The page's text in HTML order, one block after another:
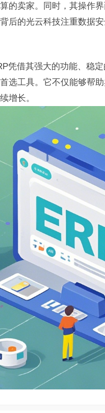
的卖家。同时，其操作
后的光云科技注重数据
凭借其强大的功能、稳
选工具。它不仅能够帮
增长。